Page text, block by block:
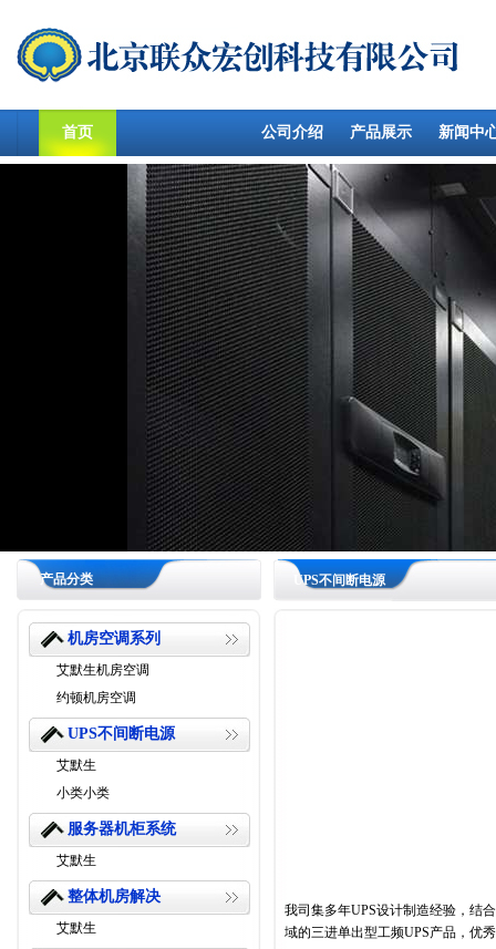
首页 公司介绍 产品展示 新闻中
产品分类
机房空调系列
艾默生机房空调
约顿机房空调
UPS不间断电源
艾默生
小类小类
服务器机柜系统
艾默生
整体机房解决
艾默生
UPS不间断电源
我司集多年UPS设计制造经验，结
域的三进单出型工频UPS产品，优